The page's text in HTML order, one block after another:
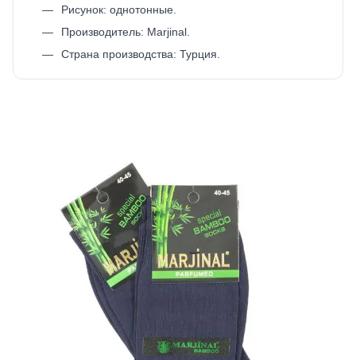
Рисунок: однотонные.
Производитель: Marjinal.
Страна производства: Турция.